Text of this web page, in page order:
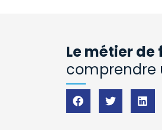
Le métier de
comprendre